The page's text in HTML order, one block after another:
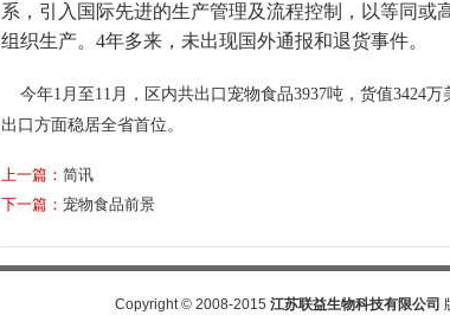
系，引入国际先进的生产管理及流程控制，以等同
组织生产。 4年多来，未出现国外通报和退货事件。
今年1 月至 11 月，区内共出口宠物食品3937吨，货值3424万
出口方面稳居全省首位。
上一篇： 简讯
下一篇： 宠物食品前景
Copyright© 2008-2015 江苏联益生物科技有限公司